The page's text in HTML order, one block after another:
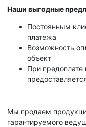
Наши выгодные
Постоянным
платежа
Возможность
объект
При предоплате
Мы продаем
гарантируемого